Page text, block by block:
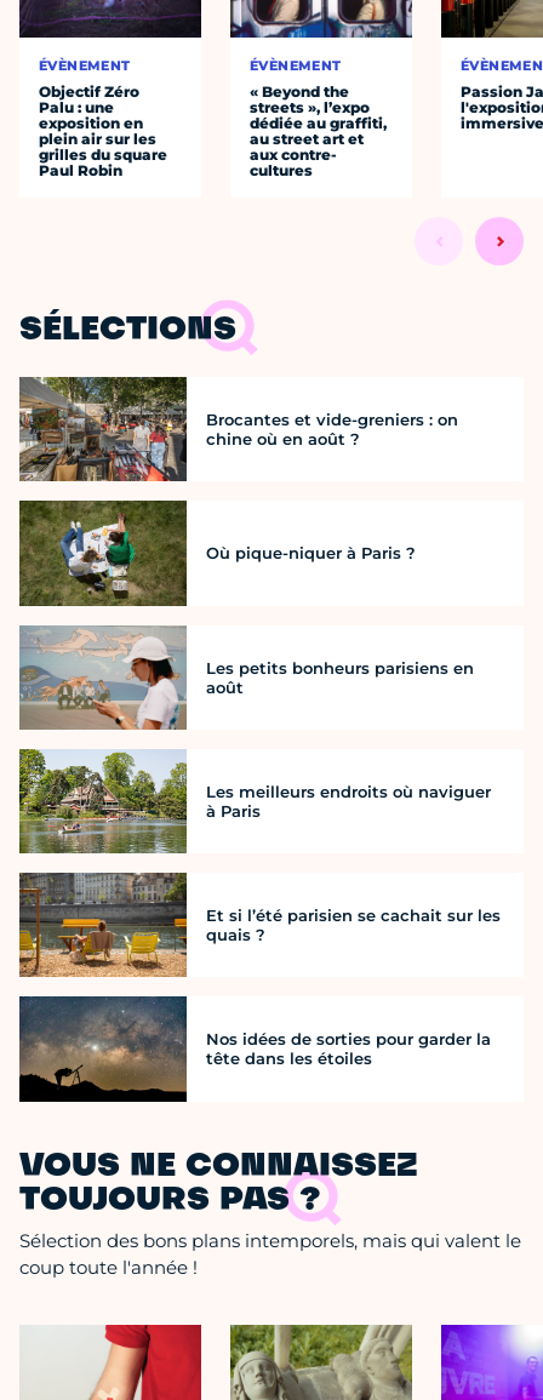
ÉVÈNEMENT
Objectif Zéro
Palu : une
exposition en
plein air sur les
grilles du square
Paul Robin
ÉVÈNEMENT
« Beyond the
streets », l’expo
dédiée au graffiti,
au street art et
aux contre-
cultures
Passion
SÉLECTIONS
Brocantes et vide-greniers : on
chine où en août ?
Où pique-niquer à Paris ?
Les petits bonheurs parisiens en
août
Les meilleurs endroits où naviguer
à Paris
Et si l’été parisien se cachait sur les
quais ?
Nos idées de sorties pour garder la
tête dans les étoiles
VOUS NE CONNAISSEZ
TOUJOURS PAS ?
Sélection des bons plans intemporels, mais qui valent le
coup toute l'année !